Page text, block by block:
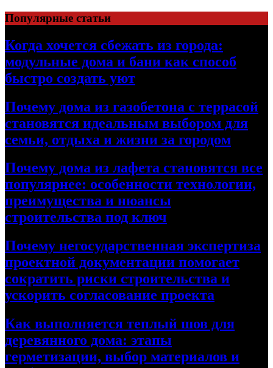
Перейти
к
содержимому
Популярные статьи
Когда хочется сбежать из города:
модульные дома и бани как способ
быстро создать уют
Почему дома из газобетона с террасой
становятся идеальным выбором для
семьи, отдыха и жизни за городом
Почему дома из лафета становятся все
популярнее: особенности технологии,
преимущества и нюансы
строительства под ключ
Почему негосударственная экспертиза
проектной документации помогает
сократить риски строительства и
ускорить согласование проекта
Как выполняется теплый шов для
деревянного дома: этапы
герметизации, выбор материалов и